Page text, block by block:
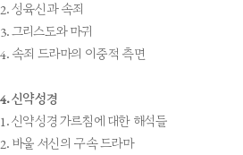
2. 성육신과 속죄
3. 그리스도와 마귀
4. 속죄 드라마의 이중적 측면
4. 신약성경
1. 신약성경 가르침에 대한 해석들
2. 바울 서신의 구속 드라마